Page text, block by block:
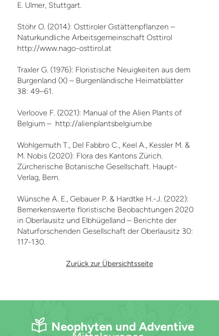
E. Ulmer, Stuttgart.
Stöhr O. (2014): Osttiroler Gstättenpflanzen –
Naturkundliche Arbeitsgemeinschaft Osttirol
http://www.nago-osttirol.at
Traxler G. (1976): Floristische Neuigkeiten aus dem
Burgenland (X) – Burgenländische Heimatblätter
38: 49–61.
Verloove F. (2021): Manual of the Alien Plants of
Belgium – http://alienplantsbelgium.be
Wohlgemuth T., Del Fabbro C., Keel A., Kessler M. &
M. Nobis (2020): Flora des Kantons Zürich.
Zürcherische Botanische Gesellschaft. Haupt-
Verlag, Bern.
Wünsche A. E., Gebauer P. & Hardtke H.-J. (2022):
Bemerkenswerte floristische Beobachtungen 2020
in Oberlausitz und Elbhügelland – Berichte der
Naturforschenden Gesellschaft der Oberlausitz 30:
117-130.
Zurück zur Übersichtsseite
Neophyten und Adventive